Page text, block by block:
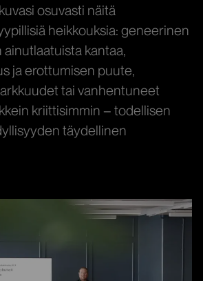
osuvasti näitä
heikkouksia: geneerinen
ainutlaatuista kantaa,
ja erottumisen puute,
tai vanhentuneet
kriittisimmin – todellisen
täydellinen